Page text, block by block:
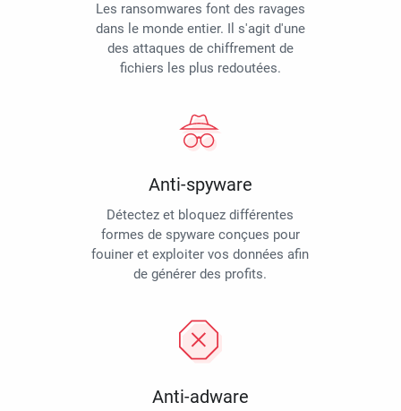
Les ransomwares font des ravages
dans le monde entier. Il s'agit d'une
des attaques de chiffrement de
fichiers les plus redoutées.
Anti-spyware
Détectez et bloquez différentes
formes de spyware conçues pour
fouiner et exploiter vos données afin
de générer des profits.
Anti-adware